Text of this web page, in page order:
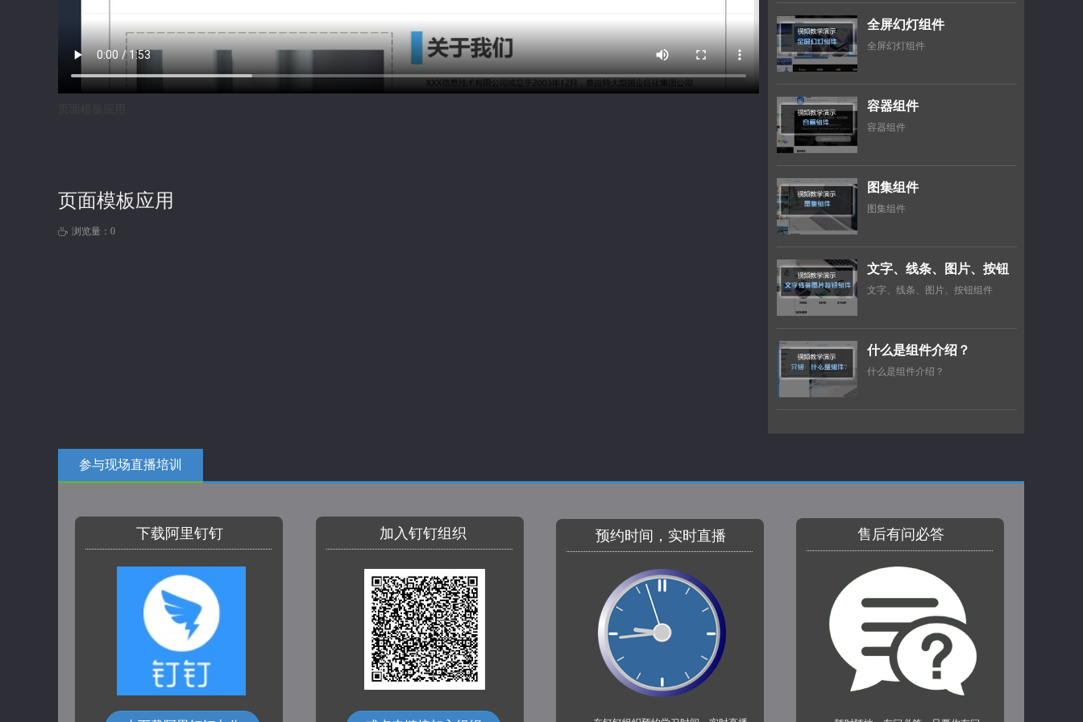
页面模板应用
ꄘ 浏览量： 0
全屏幻灯组件
全屏幻灯组件
容器组件
容器组件
图集组件
图集组件
文字、线条、图片、按钮
组件
文字、线条、图片、按钮组件
什么是组件介绍？
什么是组件介绍？
参与现场直播培训
加入钉钉组织
下载阿里钉钉 预约时间，实时直播 售后有问必答